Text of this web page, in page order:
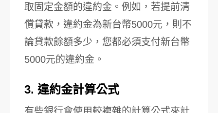
取固定金額的違約金。例如，若提前清
償貸款，違約金為新台幣5000元，則不
論貸款餘額多少，您都必須支付新台幣
5000元的違約金。
3. 違約金計算公式